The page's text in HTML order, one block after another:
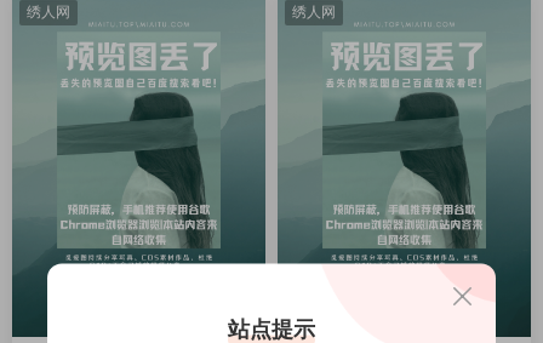
绣人网 绣人网
站点提示